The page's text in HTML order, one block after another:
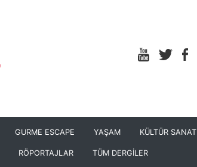
GURME ESCAPE YAŞAM KÜLTÜR SANAT
RÖPORTAJLAR TÜM DERGİLER